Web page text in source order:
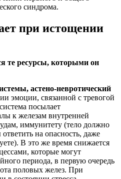
синдрома.
при истощении
те ресурсы, которыми он
астено-невротический
эмоции, связанной с тревогой
посылает
к железам внутренней
иммунитету (тело должно
на опасность, даже
В это же время снижается
которые могут
периода, в первую очередь
половых желез. При